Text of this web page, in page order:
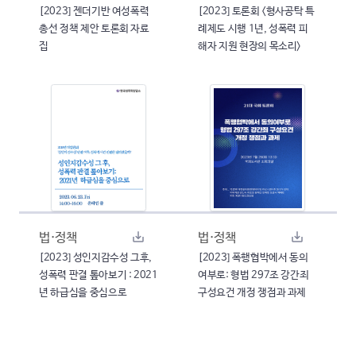
[2023] 젠더기반 여성폭력
총선 정책 제안 토론회 자료
집
[2023] 토론회 <형사공탁 특
례제도 시행 1년, 성폭력 피
해자 지원 현장의 목소리>
법·정책
[2023] 성인지감수성 그후,
성폭력 판결 톺아보기 : 2021
년 하급심을 중심으로
법·정책
[2023] 폭행협박에서 동의
여부로: 형법 297조 강간죄
구성요건 개정 쟁점과 과제